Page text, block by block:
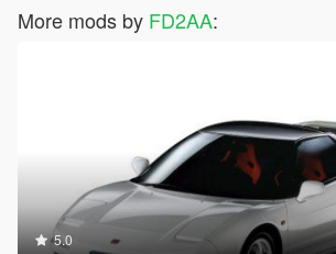
More mods by FD2AA:
5.0